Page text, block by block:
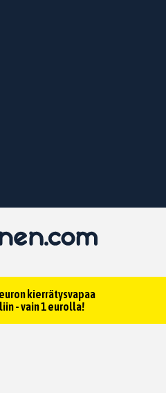
kierrätysvapaa
- vain 1 eurolla!